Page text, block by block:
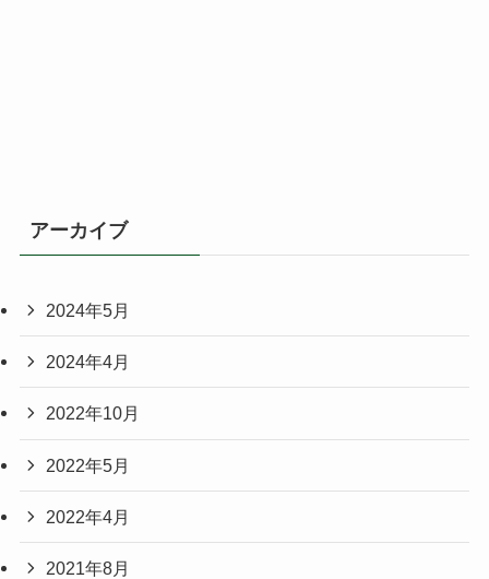
アーカイブ
2024年5月
2024年4月
2022年10月
2022年5月
2022年4月
2021年8月